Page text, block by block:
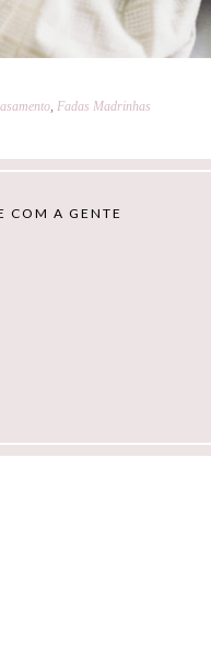
, Fadas Madrinhas
COM A GENTE